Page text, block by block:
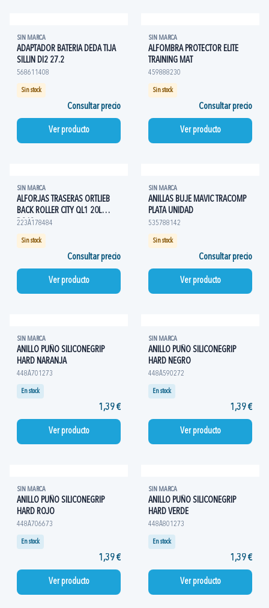
SIN MARCA
ADAPTADOR BATERIA DEDA TIJA
SILLIN DI2 27.2
568611408
Sin stock
Consultar precio
Ver producto
SIN MARCA
ALFOMBRA PROTECTOR ELITE
TRAINING MAT
459888230
Sin stock
Consultar precio
Ver producto
SIN MARCA
ALFORJAS TRASERAS ORTLIEB
BACK ROLLER CITY QL1 20L
ROJO
223A178484
Sin stock
Consultar precio
Ver producto
SIN MARCA
ANILLAS BUJE MAVIC TRACOMP
PLATA UNIDAD
535788142
Sin stock
Consultar precio
Ver producto
SIN MARCA
ANILLO PUÑO SILICONEGRIP
HARD NARANJA
448A701273
En stock
1,39 €
Ver producto
SIN MARCA
ANILLO PUÑO SILICONEGRIP
HARD NEGRO
448A590272
En stock
1,39 €
Ver producto
SIN MARCA
ANILLO PUÑO SILICONEGRIP
HARD ROJO
448A706673
En stock
1,39 €
Ver producto
SIN MARCA
ANILLO PUÑO SILICONEGRIP
HARD VERDE
448A801273
En stock
1,39 €
Ver producto